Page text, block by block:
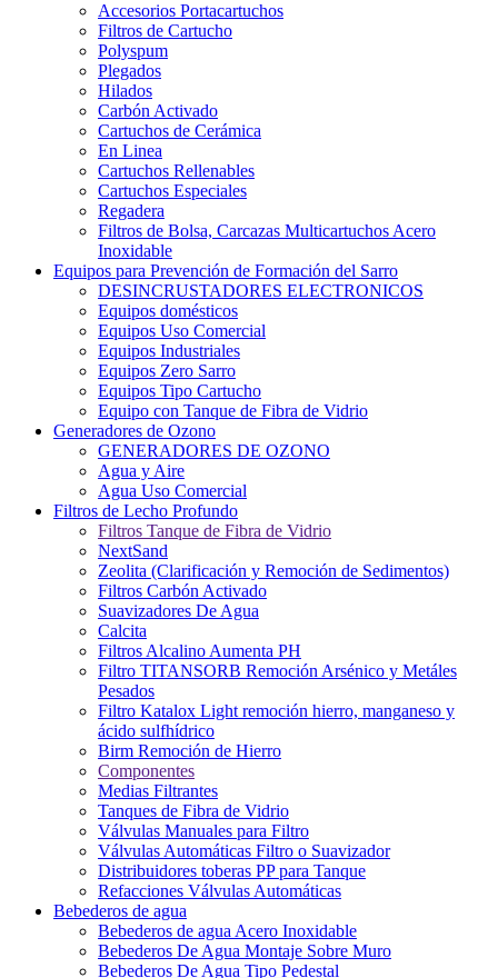
Accesorios Portacartuchos
Filtros de Cartucho
Polyspum
Plegados
Hilados
Carbón Activado
Cartuchos de Cerámica
En Linea
Cartuchos Rellenables
Cartuchos Especiales
Regadera
Filtros de Bolsa, Carcazas Multicartuchos Acero
Inoxidable
Equipos para Prevención de Formación del Sarro
DESINCRUSTADORES ELECTRONICOS
Equipos domésticos
Equipos Uso Comercial
Equipos Industriales
Equipos Zero Sarro
Equipos Tipo Cartucho
Equipo con Tanque de Fibra de Vidrio
Generadores de Ozono
GENERADORES DE OZONO
Agua y Aire
Agua Uso Comercial
Filtros de Lecho Profundo
Filtros Tanque de Fibra de Vidrio
NextSand
Zeolita (Clarificación y Remoción de Sedimentos)
Filtros Carbón Activado
Suavizadores De Agua
Calcita
Filtros Alcalino Aumenta PH
Filtro TITANSORB Remoción Arsénico y Metáles
Pesados
Filtro Katalox Light remoción hierro, manganeso y
ácido sulfhídrico
Birm Remoción de Hierro
Componentes
Medias Filtrantes
Tanques de Fibra de Vidrio
Válvulas Manuales para Filtro
Válvulas Automáticas Filtro o Suavizador
Distribuidores toberas PP para Tanque
Refacciones Válvulas Automáticas
Bebederos de agua
Bebederos de agua Acero Inoxidable
Bebederos De Agua Montaje Sobre Muro
Bebederos De Agua Tipo Pedestal